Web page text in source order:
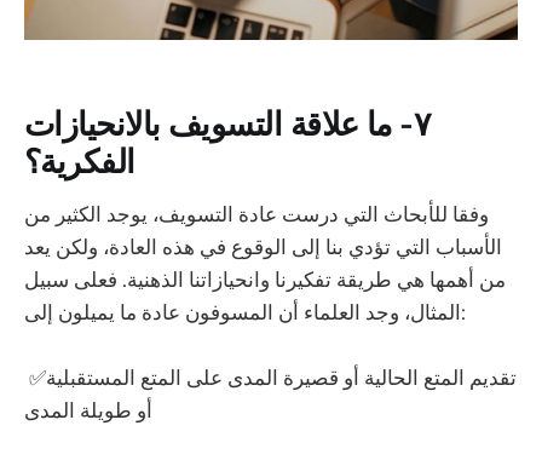
٧- ما علاقة التسويف بالانحيازات
الفكرية؟
وفقا للأبحاث التي درست عادة التسويف، يوجد الكثير من
الأسباب التي تؤدي بنا إلى الوقوع في هذه العادة، ولكن يعد
من أهمها هي طريقة تفكيرنا وانحيازاتنا الذهنية. فعلى سبيل
المثال، وجد العلماء أن المسوفون عادة ما يميلون إلى:
✅تقديم المتع الحالية أو قصيرة المدى على المتع المستقبلية
أو طويلة المدى